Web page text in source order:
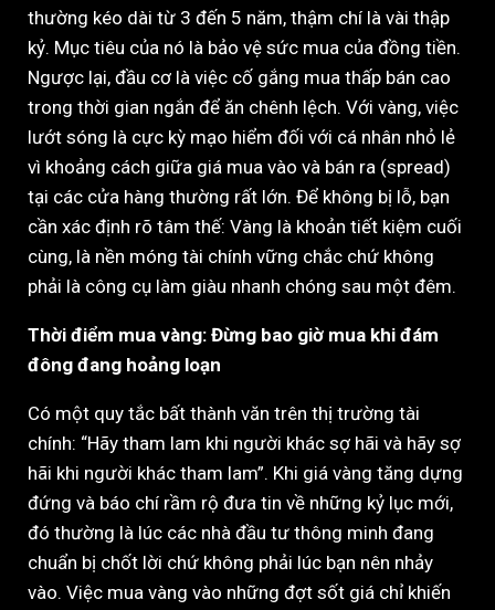
thường kéo dài từ 3 đến 5 năm, thậm chí là vài thập
kỷ. Mục tiêu của nó là bảo vệ sức mua của đồng tiền.
Ngược lại, đầu cơ là việc cố gắng mua thấp bán cao
trong thời gian ngắn để ăn chênh lệch. Với vàng, việc
lướt sóng là cực kỳ mạo hiểm đối với cá nhân nhỏ lẻ
vì khoảng cách giữa giá mua vào và bán ra (spread)
tại các cửa hàng thường rất lớn. Để không bị lỗ, bạn
cần xác định rõ tâm thế: Vàng là khoản tiết kiệm cuối
cùng, là nền móng tài chính vững chắc chứ không
phải là công cụ làm giàu nhanh chóng sau một đêm.
Thời điểm mua vàng: Đừng bao giờ mua khi đám
đông đang hoảng loạn
Có một quy tắc bất thành văn trên thị trường tài
chính: “Hãy tham lam khi người khác sợ hãi và hãy sợ
hãi khi người khác tham lam”. Khi giá vàng tăng dựng
đứng và báo chí rầm rộ đưa tin về những kỷ lục mới,
đó thường là lúc các nhà đầu tư thông minh đang
chuẩn bị chốt lời chứ không phải lúc bạn nên nhảy
vào. Việc mua vàng vào những đợt sốt giá chỉ khiến